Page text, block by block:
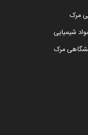
مرک
شیمیایی
مرک